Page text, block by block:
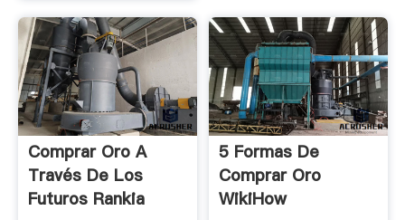
Comprar Oro A
Través De Los
Futuros Rankia
5 Formas De
Comprar Oro
WikiHow